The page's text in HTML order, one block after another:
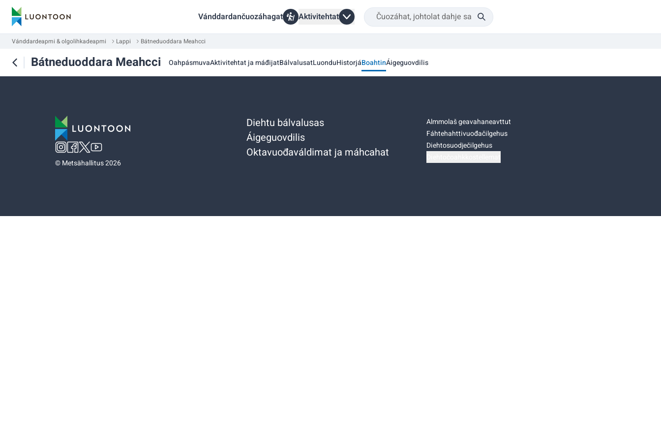
Vánddardančuozáhagat Aktivitehtat
Vánddardeapmi & olgolihkadeapmi Lappi Bátneduoddara Meahcci
Bátneduoddara Meahcci OahpásmuvaAktivitehtat ja máđijatBálvalusatLuonduHistorjáBoahtinÁigeguovdilis
©Metsähallitus 2026
Diehtu bálvalusas
Áigeguovdilis
Oktavuođaváldimat ja máhcahat
Almmolaš geavahaneavttut
Fáhtehahttivuođačilgehus
Diehtosuodječilgehus